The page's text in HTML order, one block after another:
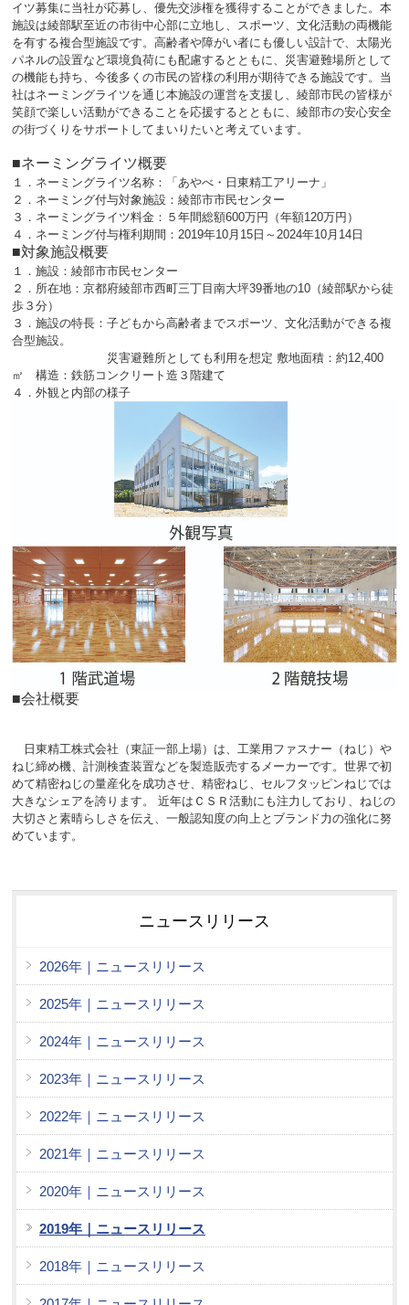
イツ募集に当社が応募し、優先交渉権を獲得することができました。本
施設は綾部駅至近の市街中心部に立地し、スポーツ、文化活動の両機能
を有する複合型施設です。高齢者や障がい者にも優しい設計で、太陽光
パネルの設置など環境負荷にも配慮するとともに、災害避難場所として
の機能も持ち、今後多くの市民の皆様の利用が期待できる施設です。当
社はネーミングライツを通じ本施設の運営を支援し、綾部市民の皆様が
笑顔で楽しい活動ができることを応援するとともに、綾部市の安心安全
の街づくりをサポートしてまいりたいと考えています。
■ネーミングライツ概要
１．ネーミングライツ名称：「あやべ・日東精工アリーナ」
２．ネーミング付与対象施設：綾部市市民センター
３．ネーミングライツ料金：５年間総額600万円（年額120万円）
４．ネーミング付与権利期間：2019年10月15日～2024年10月14日
■対象施設概要
１．施設：綾部市市民センター
２．所在地：京都府綾部市西町三丁目南大坪39番地の10（綾部駅から徒
歩３分）
３．施設の特長： 子どもから高齢者までスポーツ、文化活動ができる複
合型施設。
災害避難所としても利用を想定 敷地面積：約12,400
㎡ 構造：鉄筋コンクリート造３階建て
４．外観と内部の様子
■会社概要
日東精工株式会社（東証一部上場）は、工業用ファスナー（ねじ）や
ねじ締め機、計測検査装置などを製造販売するメーカーです。世界で初
めて精密ねじの量産化を成功させ、精密ねじ、セルフタッピンねじでは
大きなシェアを誇ります。 近年はＣＳＲ活動にも注力しており、ねじの
大切さと素晴らしさを伝え、一般認知度の向上とブランド力の強化に努
めています。
ニュースリリース
2026年｜ニュースリリース
2025年｜ニュースリリース
2024年｜ニュースリリース
2023年｜ニュースリリース
2022年｜ニュースリリース
2021年｜ニュースリリース
2020年｜ニュースリリース
2019年｜ニュースリリース
2018年｜ニュースリリース